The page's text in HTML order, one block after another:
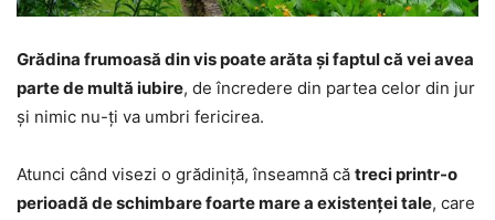
Grădina frumoasă din vis poate arăta și faptul că vei avea
parte de multă iubire, de încredere din partea celor din jur
și nimic nu-ți va umbri fericirea.
Atunci când visezi o grădiniță, înseamnă că treci printr-o
perioadă de schimbare foarte mare a existenței tale, care